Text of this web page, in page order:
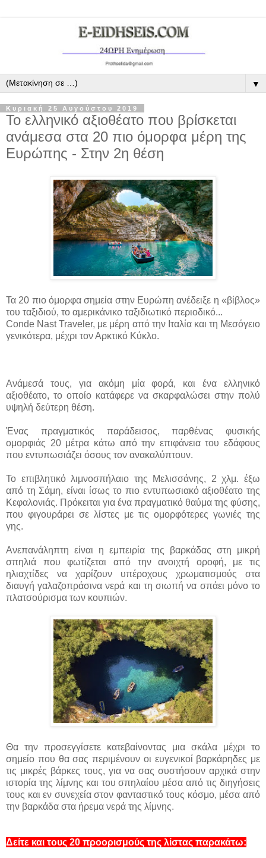
▼
Κυριακή 25 Αυγούστου 2019
Το ελληνικό αξιοθέατο που βρίσκεται
ανάμεσα στα 20 πιο όμορφα μέρη της
Ευρώπης - Στην 2η θέση
Τα 20 πιο όμορφα σημεία στην Ευρώπη ανέδειξε η «βίβλος»
του ταξιδιού, το αμερικάνικο ταξιδιωτικό περιοδικό...
Conde Nast Traveler, με μέρη από την Ιταλία και τη Μεσόγειο
γενικότερα, μέχρι τον Αρκτικό Κύκλο.
Ανάμεσά τους, για ακόμη μία φορά, και ένα ελληνικό
αξιοθέατο, το οποίο κατάφερε να σκαρφαλώσει στην πολύ
υψηλή δεύτερη θέση.
Ένας πραγματικός παράδεισος, παρθένας φυσικής
ομορφιάς 20 μέτρα κάτω από την επιφάνεια του εδάφους
που εντυπωσιάζει όσους τον ανακαλύπτουν.
Το επιβλητικό λιμνοσπήλαιο της Μελισσάνης, 2 χλμ. έξω
από τη Σάμη, είναι ίσως το πιο εντυπωσιακό αξιοθέατο της
Κεφαλονιάς. Πρόκειται για ένα πραγματικό θαύμα της φύσης,
που φιγουράρει σε λίστες με τις ομορφότερες γωνιές της
γης.
Ανεπανάληπτη είναι η εμπειρία της βαρκάδας στη μικρή
σπηλιά που φωτίζεται από την ανοιχτή οροφή, με τις
ηλιαχτίδες να χαρίζουν υπέροχους χρωματισμούς στα
διαυγή γαλαζοπράσινα νερά και τη σιωπή να σπάει μόνο το
πλατσούρισμα των κουπιών.
Θα την προσεγγίσετε κατεβαίνοντας μια σκάλα μέχρι το
σημείο που θα σας περιμένουν οι ευγενικοί βαρκάρηδες με
τις μικρές βάρκες τους, για να σας συστήσουν αρχικά στην
ιστορία της λίμνης και του σπηλαίου μέσα από τις διηγήσεις
τους και εν συνεχεία στον φανταστικό τους κόσμο, μέσα από
την βαρκάδα στα ήρεμα νερά της λίμνης.
Δείτε και τους 20 προορισμούς της λίστας παρακάτω: